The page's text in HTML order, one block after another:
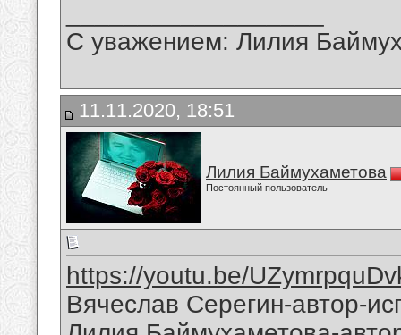
С уважением: Лилия
11.11.2020, 18:51
Лилия Баймухаметова
Постоянный пользователь
https://youtu.be/
Вячеслав Серегин-автор-